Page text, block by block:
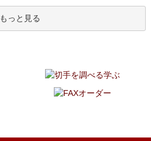
もっと見る